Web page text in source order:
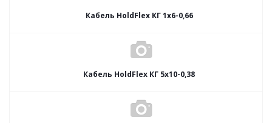
Кабель HoldFlex КГ 1x6-0,66
Кабель HoldFlex КГ 5x10-0,38